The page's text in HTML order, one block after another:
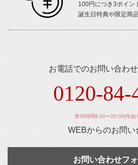
100円につき3ポイン
誕生日特典や限定商
お電話でのお問い合わ
0120-84-
受付時間8:00〜20:00(年始
WEBからのお問い
お問い合わせフ